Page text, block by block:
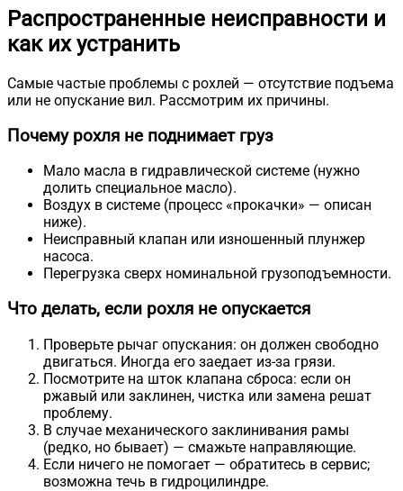
Распространенные неисправности и
как их устранить
Самые частые проблемы с рохлей — отсутствие подъема
или не опускание вил. Рассмотрим их причины.
Почему рохля не поднимает груз
Мало масла в гидравлической системе (нужно
долить специальное масло).
Воздух в системе (процесс «прокачки» — описан
ниже).
Неисправный клапан или изношенный плунжер
насоса.
Перегрузка сверх номинальной грузоподъемности.
Что делать, если рохля не опускается
Проверьте рычаг опускания: он должен свободно
двигаться. Иногда его заедает из-за грязи.
Посмотрите на шток клапана сброса: если он
ржавый или заклинен, чистка или замена решат
проблему.
В случае механического заклинивания рамы
(редко, но бывает) — смажьте направляющие.
Если ничего не помогает — обратитесь в сервис;
возможна течь в гидроцилиндре.